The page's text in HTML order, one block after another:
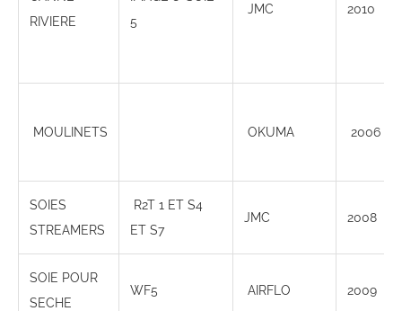
RIVIERE
5
JMC 2010
MOULINETS OKUMA 2006
SOIES
STREAMERS
R2T 1 ET S4
ET S7
JMC 2008
SOIE POUR
SECHE
WF5 AIRFLO 2009